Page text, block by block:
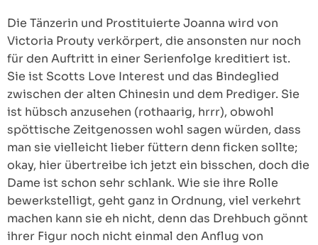
Die Tänzerin und Prostituierte Joanna wird von
Victoria Prouty verkörpert, die ansonsten nur noch
für den Auftritt in einer Serienfolge kreditiert ist.
Sie ist Scotts Love Interest und das Bindeglied
zwischen der alten Chinesin und dem Prediger. Sie
ist hübsch anzusehen (rothaarig, hrrr), obwohl
spöttische Zeitgenossen wohl sagen würden, dass
man sie vielleicht lieber füttern denn ficken sollte;
okay, hier übertreibe ich jetzt ein bisschen, doch die
Dame ist schon sehr schlank. Wie sie ihre Rolle
bewerkstelligt, geht ganz in Ordnung, viel verkehrt
machen kann sie eh nicht, denn das Drehbuch gönnt
ihrer Figur noch nicht einmal den Anflug von